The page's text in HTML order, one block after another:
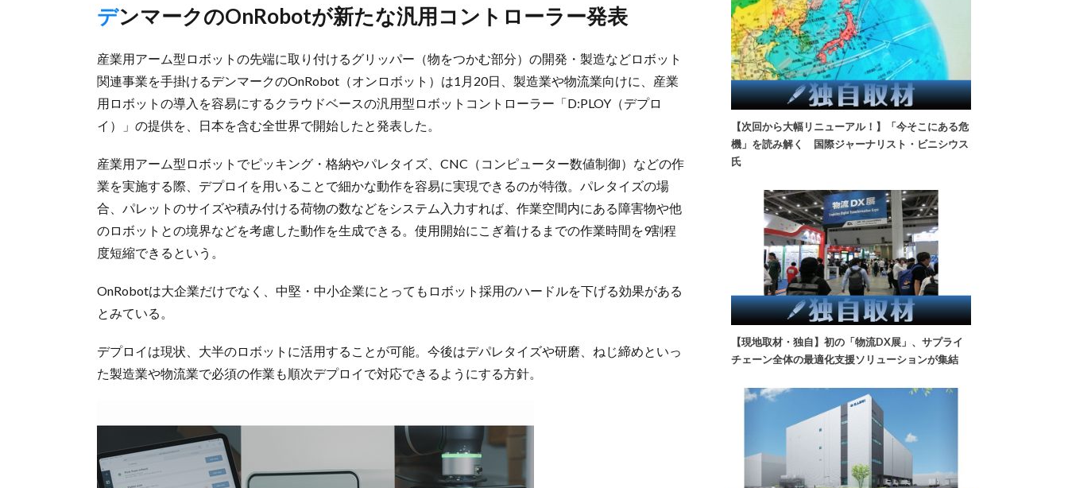
デンマークのOnRobotが新たな汎用コントローラー発表
産業用アーム型ロボットの先端に取り付けるグリッパー（物をつかむ部分）の開発・製造などロボット
関連事業を手掛けるデンマークのOnRobot（オンロボット）は1月20日、製造業や物流業向けに、産業
用ロボットの導入を容易にするクラウドベースの汎用型ロボットコントローラー「D:PLOY（デプロ
イ）」の提供を、日本を含む全世界で開始したと発表した。
産業用アーム型ロボットでピッキング・格納やパレタイズ、CNC（コンピューター数値制御）などの作
業を実施する際、デプロイを用いることで細かな動作を容易に実現できるのが特徴。パレタイズの場
合、パレットのサイズや積み付ける荷物の数などをシステム入力すれば、作業空間内にある障害物や他
のロボットとの境界などを考慮した動作を生成できる。使用開始にこぎ着けるまでの作業時間を9割程
度短縮できるという。
OnRobotは大企業だけでなく、中堅・中小企業にとってもロボット採用のハードルを下げる効果がある
とみている。
デプロイは現状、大半のロボットに活用することが可能。今後はデパレタイズや研磨、ねじ締めといっ
た製造業や物流業で必須の作業も順次デプロイで対応できるようにする方針。
【次回から大幅リニューアル！】「今そこにある危
機」を読み解く 国際ジャーナリスト・ビニシウス
氏
【現地取材・独自】初の「物流DX展」、サプライ
チェーン全体の最適化支援ソリューションが集結